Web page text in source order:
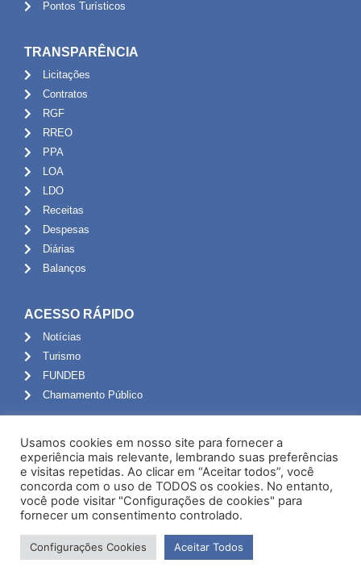
Pontos Turísticos
TRANSPARÊNCIA
Licitações
Contratos
RGF
RREO
PPA
LOA
LDO
Receitas
Despesas
Diárias
Balanços
ACESSO RÁPIDO
Notícias
Turismo
FUNDEB
Chamamento Público
Portal do Servidor
Webmail
Administração
Usamos cookies em nosso site para fornecer a
experiência mais relevante, lembrando suas preferências
e visitas repetidas. Ao clicar em “Aceitar todos”, você
concorda com o uso de TODOS os cookies. No entanto,
você pode visitar "Configurações de cookies" para
fornecer um consentimento controlado.
Configurações Cookies Aceitar Todos